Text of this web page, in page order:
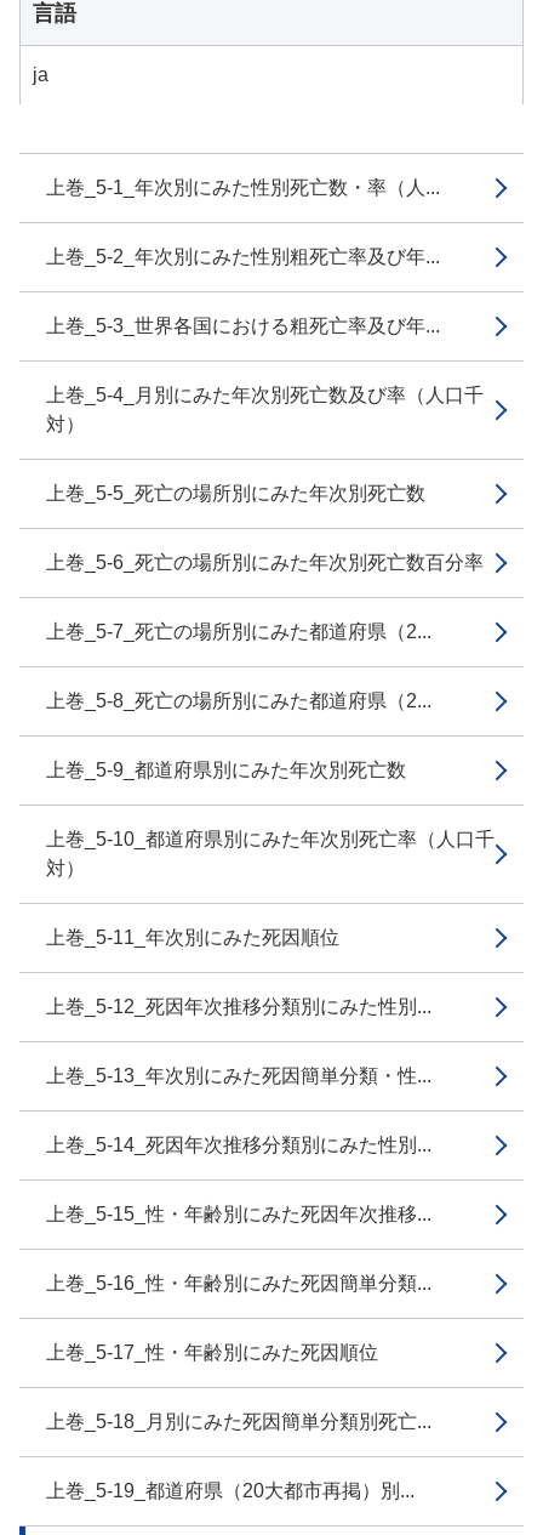
上巻_5-1_年次別にみた性別死亡数・率（人...
上巻_5-2_年次別にみた性別粗死亡率及び年...
上巻_5-3_世界各国における粗死亡率及び年...
上巻_5-4_月別にみた年次別死亡数及び率（人口千
対）
上巻_5-5_死亡の場所別にみた年次別死亡数
上巻_5-6_死亡の場所別にみた年次別死亡数百分率
上巻_5-7_死亡の場所別にみた都道府県（2...
上巻_5-8_死亡の場所別にみた都道府県（2...
上巻_5-9_都道府県別にみた年次別死亡数
上巻_5-10_都道府県別にみた年次別死亡率（人口千
対）
上巻_5-11_年次別にみた死因順位
上巻_5-12_死因年次推移分類別にみた性別...
上巻_5-13_年次別にみた死因簡単分類・性...
上巻_5-14_死因年次推移分類別にみた性別...
上巻_5-15_性・年齢別にみた死因年次推移...
上巻_5-16_性・年齢別にみた死因簡単分類...
上巻_5-17_性・年齢別にみた死因順位
上巻_5-18_月別にみた死因簡単分類別死亡...
上巻_5-19_都道府県（20大都市再掲）別...
言語
ja